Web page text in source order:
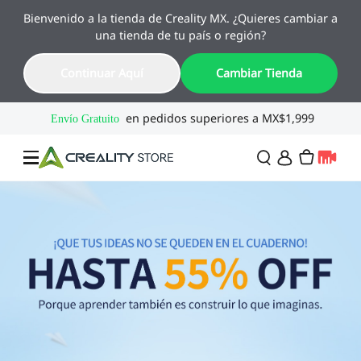
🔥 Ofertas de Regreso a Clases
Hasta 55% OFF · Del 1 al 25 de agosto
19 00
Hora
04
Min
19
Impresoras 3D
SPARKX🏆
Combo
Bienvenido a la tienda de Creality MX. ¿Quieres cambiar a
una tienda de tu país o región?
Cambiar Tienda